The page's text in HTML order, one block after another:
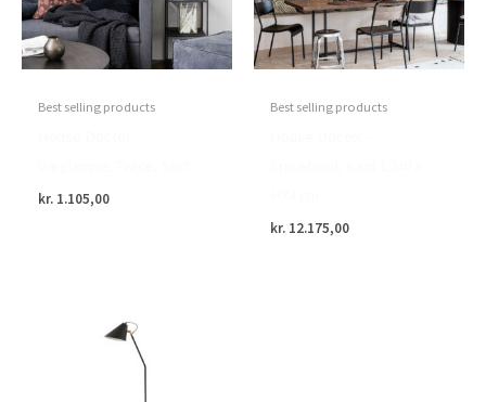
Best selling products
kr. 1.105,00
Best selling products
kr. 12.175,00